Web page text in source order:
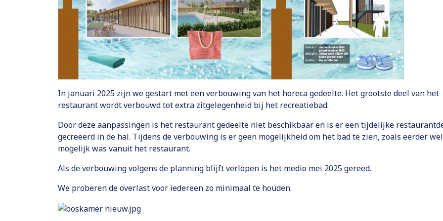
In januari 2025 zijn we gestart met een verbouwing van het horeca gedeelte. Het grootste deel van het
restaurant wordt verbouwd tot extra zitgelegenheid bij het recreatiebad.
Door deze aanpassingen is het restaurant gedeelte niet beschikbaar en is er een tijdelijke
gecreëerd in de hal. Tijdens de verbouwing is er geen mogelijkheid om het bad te zien, zoals eerder wel
mogelijk was vanuit het restaurant.
Als de verbouwing volgens de planning blijft verlopen is het medio mei 2025 gereed.
We proberen de overlast voor iedereen zo minimaal te houden.